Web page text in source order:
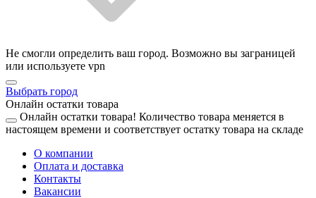
Не смогли определить ваш город. Возможно вы заграницей
или используете vpn
Выбрать город
Онлайн остатки товара
Онлайн остатки товара! Количество товара меняется в
настоящем времени и соответствует остатку товара на складе
О компании
Оплата и доставка
Контакты
Вакансии